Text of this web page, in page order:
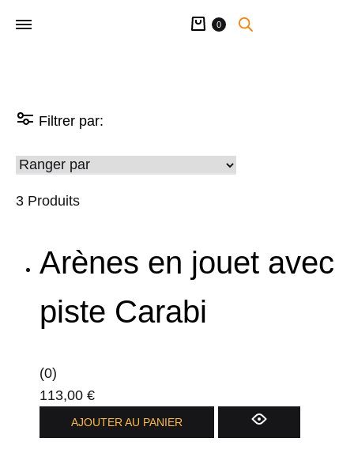
Panier
0
Filtrer par:
3 Produits
Arènes en jouet avec
piste Carabi
(0)
113,00 €
AJOUTER AU PANIER